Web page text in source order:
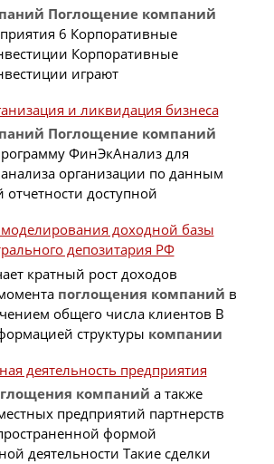
Поглощение компаний
6 Корпоративные
Корпоративные
играют
и ликвидация бизнеса
Поглощение компаний
ФинЭкАнализ для
организации по данным
отчетности доступной
доходной базы
депозитария РФ
кратный рост доходов
поглощения компаний в
общего числа клиентов В
структуры компании
деятельность предприятия
компаний а также
предприятий партнерств
формой
деятельности Такие сделки